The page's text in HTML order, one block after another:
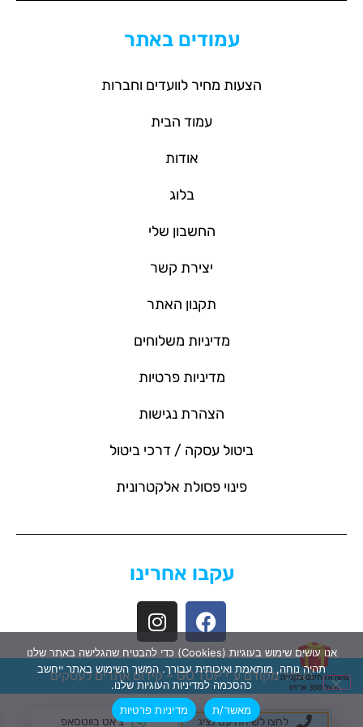
עמודים באתר
הצעות מחיר לוועדים וחברות
עמוד הבית
אודות
בלוג
החשבון שלי
יצירת קשר
תקנון האתר
מדיניות משלוחים
מדיניות פרטיות
הצהרת נגישות
ביטול עסקה / דרכי ביטול
פינוי פסולת אלקטרונית
עקבו אחרינו
האתר מקודם ע"י GO TOP – קידום אתרים לעסקים
אנו עושים שימוש בעוגיות (Cookies) כדי להבטיח שהגלישה באתר שלנו
תהיה נוחה, מותאמת ואיכותית עבורך. המשך השימוש באתר ייחשב
כהסכמה למדיניות העוגיות שלנו.
מאשר/ת
מדיניות פרטיות
לחצו לשיחה עם נציג צ'אט בווטסאפ